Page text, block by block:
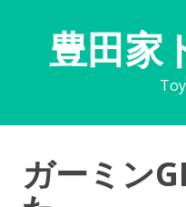
豊田家
ガーミン